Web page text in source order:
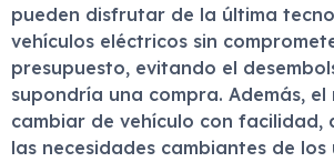
pueden disfrutar de la última
vehículos eléctricos sin
presupuesto, evitando el
supondría una compra. Además,
cambiar de vehículo con facilidad,
las necesidades cambiantes de los